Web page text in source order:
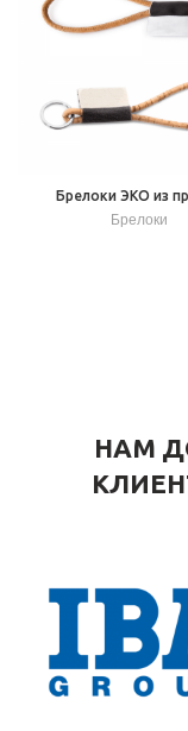
Брелоки ЭКО из
Брелоки
НАМ